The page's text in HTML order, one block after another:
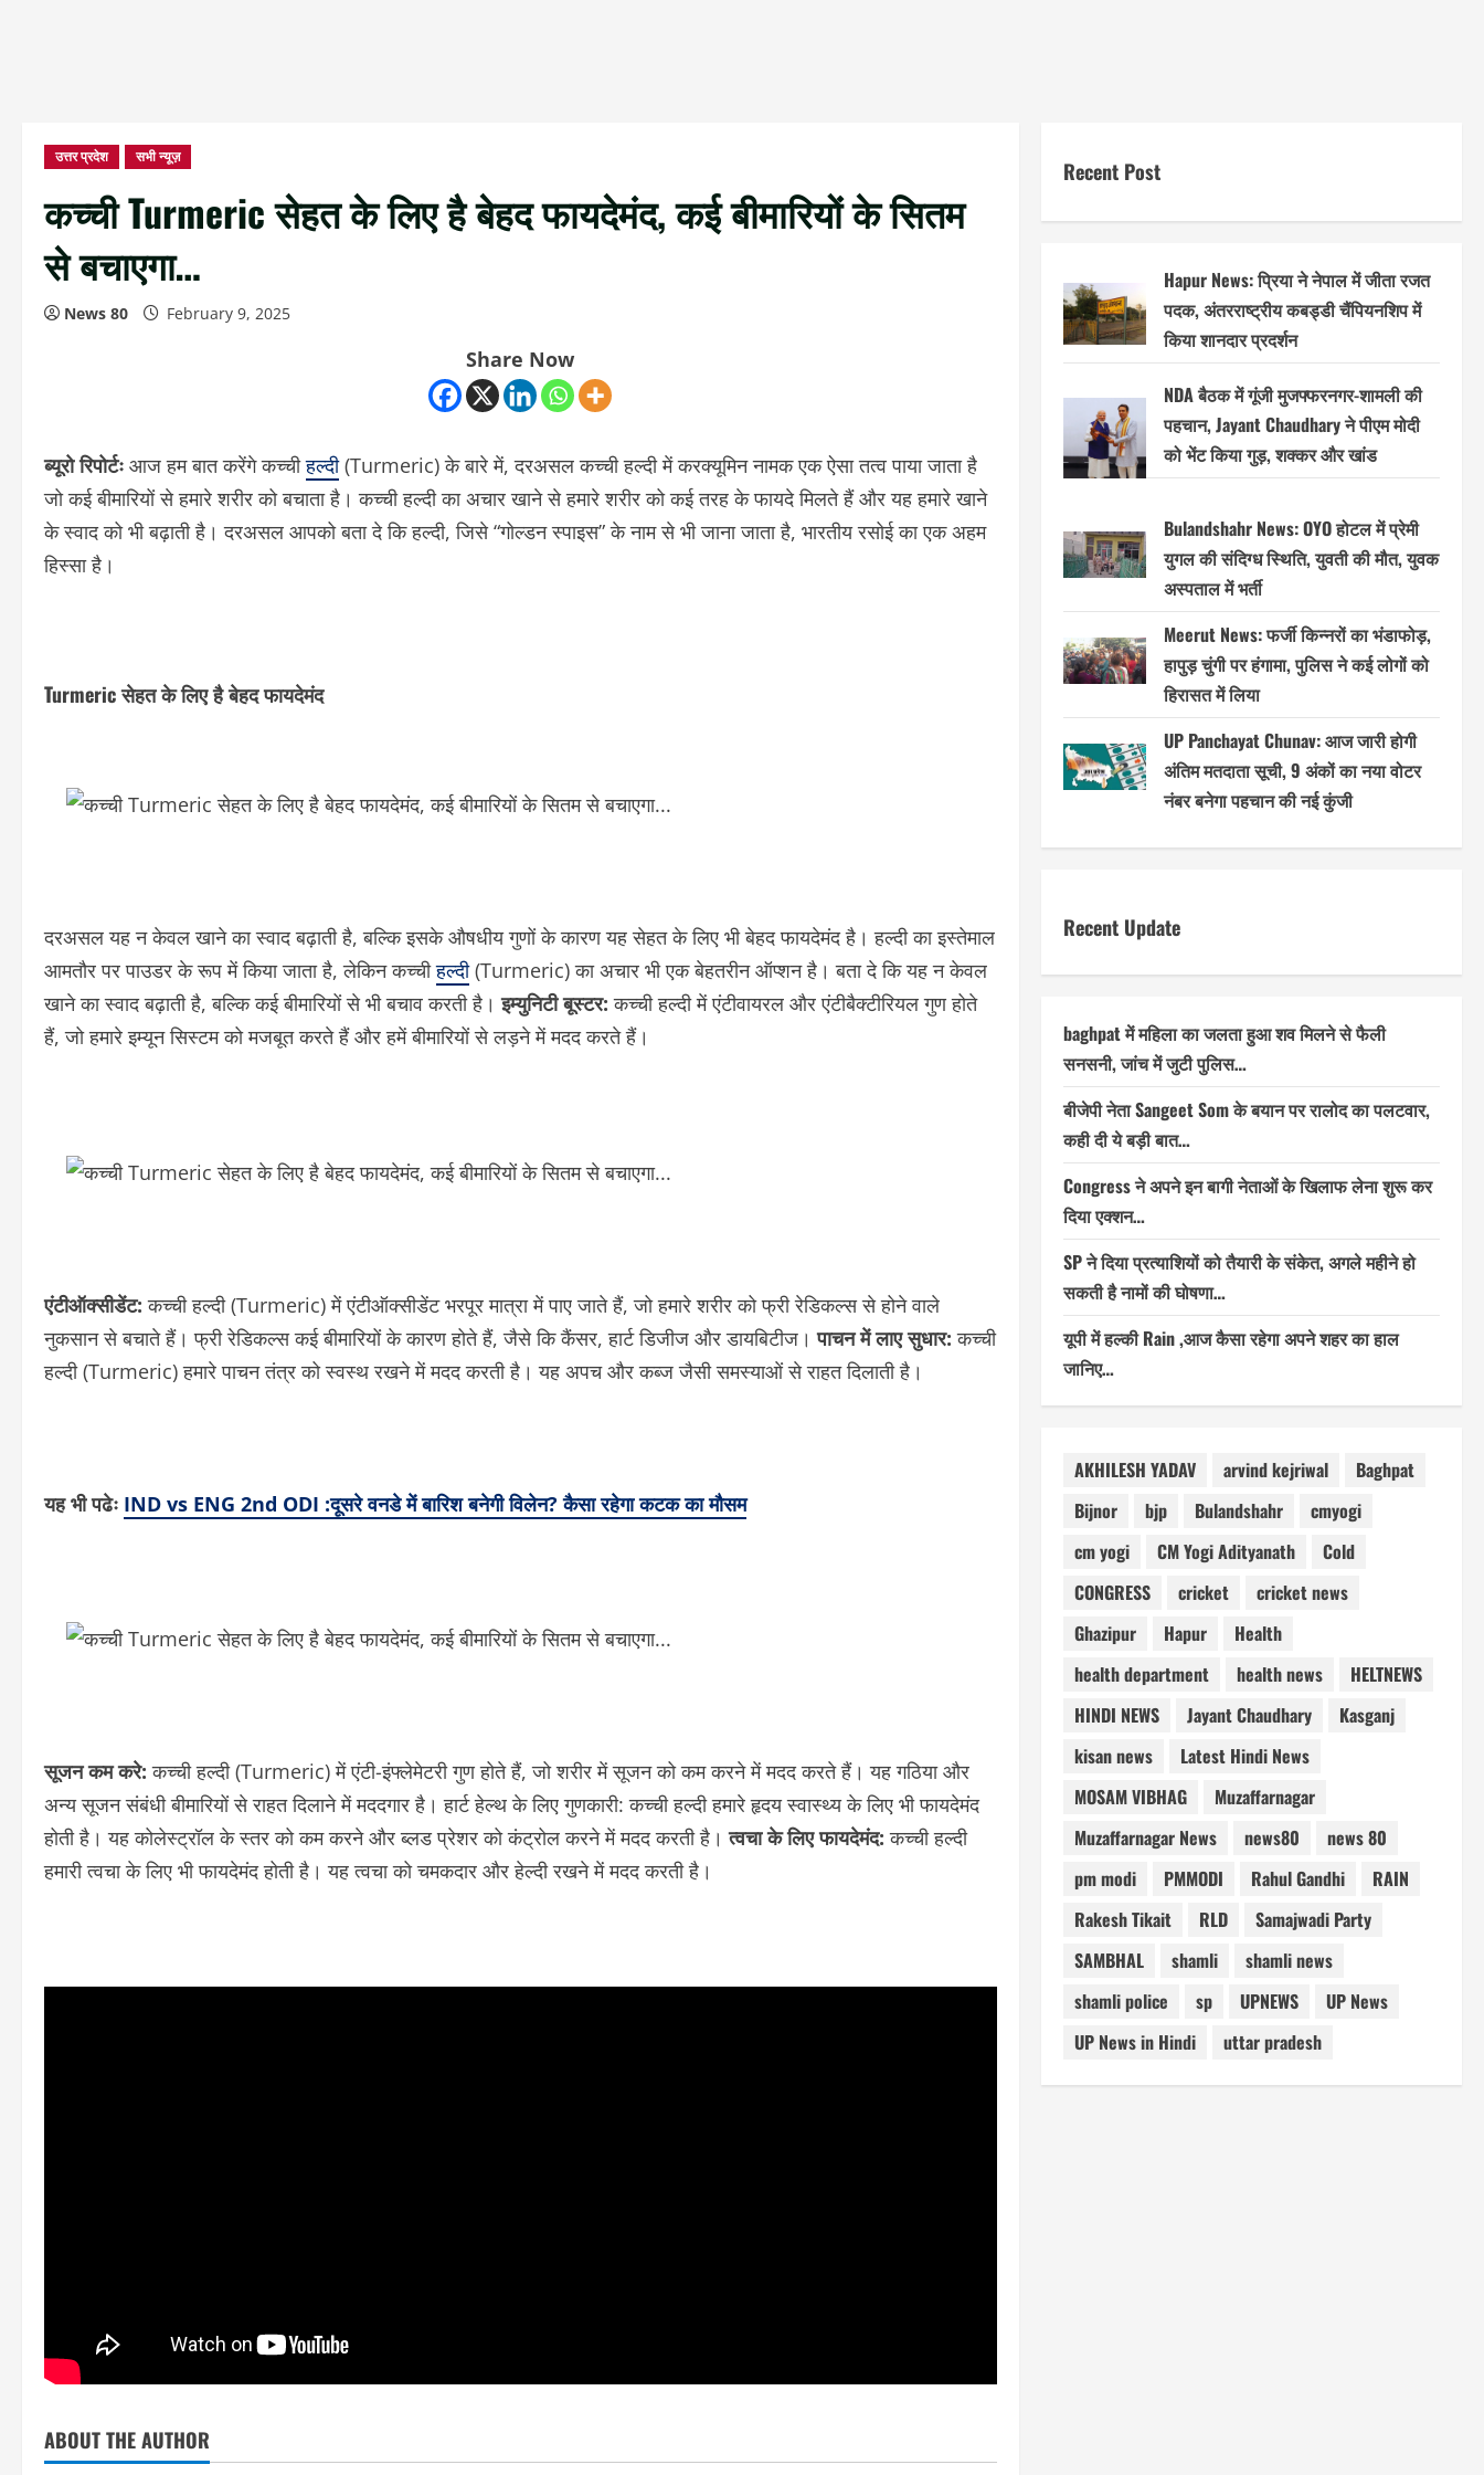
उत्तर प्रदेश सभी न्यूज़
कच्ची Turmeric सेहत के लिए है बेहद फायदेमंद, कई बीमारियों के सितम
से बचाएगा…
News 80 February 9, 2025
Share Now
ब्यूरो रिपोर्टः आज हम बात करेंगे कच्चीहल्दी(Turmeric) के बारे में, दरअसल कच्ची हल्दी में करक्यूमिन नामक एक ऐसा तत्व पाया जाता है
जो कई बीमारियों से हमारे शरीर को बचाता है। कच्ची हल्दी का अचार खाने से हमारे शरीर को कई तरह के फायदे मिलते हैं और यह हमारे खाने
के स्वाद को भी बढ़ाती है। दरअसल आपको बता दे कि हल्दी, जिसे “गोल्डन स्पाइस” के नाम से भी जाना जाता है, भारतीय रसोई का एक अहम
हिस्सा है।
Turmeric सेहत के लिए है बेहद फायदेमंद
दरअसल यह न केवल खाने का स्वाद बढ़ाती है, बल्कि इसके औषधीय गुणों के कारण यह सेहत के लिए भी बेहद फायदेमंद है। हल्दी का इस्तेमाल
आमतौर पर पाउडर के रूप में किया जाता है, लेकिन कच्चीहल्दी(Turmeric) का अचार भी एक बेहतरीन ऑप्शन है। बता दे कि यह न केवल
खाने का स्वाद बढ़ाती है, बल्कि कई बीमारियों से भी बचाव करती है।इम्युनिटी बूस्टर: कच्ची हल्दी में एंटीवायरल और एंटीबैक्टीरियल गुण होते
हैं, जो हमारे इम्यून सिस्टम को मजबूत करते हैं और हमें बीमारियों से लड़ने में मदद करते हैं।
एंटीऑक्सीडेंट: कच्ची हल्दी (Turmeric) में एंटीऑक्सीडेंट भरपूर मात्रा में पाए जाते हैं, जो हमारे शरीर को फ्री रेडिकल्स से होने वाले
नुकसान से बचाते हैं। फ्री रेडिकल्स कई बीमारियों के कारण होते हैं, जैसे कि कैंसर, हार्ट डिजीज और डायबिटीज। पाचन में लाए सुधार: कच्ची
हल्दी (Turmeric) हमारे पाचन तंत्र को स्वस्थ रखने में मदद करती है। यह अपच और कब्ज जैसी समस्याओं से राहत दिलाती है।
यह भी पढेः IND vs ENG 2nd ODI :दूसरे वनडे में बारिश बनेगी विलेन? कैसा रहेगा कटक का मौसम
सूजन कम करे: कच्ची हल्दी (Turmeric) में एंटी-इंफ्लेमेटरी गुण होते हैं, जो शरीर में सूजन को कम करने में मदद करते हैं। यह गठिया और
अन्य सूजन संबंधी बीमारियों से राहत दिलाने में मददगार है। हार्ट हेल्थ के लिए गुणकारी: कच्ची हल्दी हमारे हृदय स्वास्थ्य के लिए भी फायदेमंद
होती है। यह कोलेस्ट्रॉल के स्तर को कम करने और ब्लड प्रेशर को कंट्रोल करने में मदद करती है।त्वचा के लिए फायदेमंद: कच्ची हल्दी
हमारी त्वचा के लिए भी फायदेमंद होती है। यह त्वचा को चमकदार और हेल्दी रखने में मदद करती है।
ABOUT THE AUTHOR
Recent Post
Hapur News: प्रिया ने नेपाल में जीता रजत
पदक, अंतरराष्ट्रीय कबड्डी चैंपियनशिप में
किया शानदार प्रदर्शन
NDA बैठक में गूंजी मुजफ्फरनगर-शामली की
पहचान, Jayant Chaudhary ने पीएम मोदी
को भेंट किया गुड़, शक्कर और खांड
Bulandshahr News: OYO होटल में प्रेमी
युगल की संदिग्ध स्थिति, युवती की मौत, युवक
अस्पताल में भर्ती
Meerut News: फर्जी किन्नरों का भंडाफोड़,
हापुड़ चुंगी पर हंगामा, पुलिस ने कई लोगों को
हिरासत में लिया
UP Panchayat Chunav: आज जारी होगी
अंतिम मतदाता सूची, 9 अंकों का नया वोटर
नंबर बनेगा पहचान की नई कुंजी
Recent Update
baghpat में महिला का जलता हुआ शव मिलने से फैली
सनसनी, जांच में जुटी पुलिस…
बीजेपी नेता Sangeet Som के बयान पर रालोद का पलटवार,
कही दी ये बड़ी बात…
Congress ने अपने इन बागी नेताओं के खिलाफ लेना शुरू कर
दिया एक्शन…
SP ने दिया प्रत्याशियों को तैयारी के संकेत, अगले महीने हो
सकती है नामों की घोषणा…
यूपी में हल्की Rain ,आज कैसा रहेगा अपने शहर का हाल
जानिए…
AKHILESH YADAV arvind kejriwal
Baghpat
Bijnor
bjp Bulandshahr
cmyogi
cm yogi
CM Yogi Adityanath
Cold
CONGRESS
cricket
cricket news
Ghazipur
Hapur
Health
health department
health news
HELTNEWS
HINDI NEWS
Jayant Chaudhary
Kasganj
kisan news
Latest Hindi News
MOSAM VIBHAG
Muzaffarnagar
Muzaffarnagar News
news80
news 80
pm modi
PMMODI Rahul Gandhi
RAIN
Rakesh Tikait
RLD
Samajwadi Party
SAMBHAL
shamli
shamli news
shamli police
sp UPNEWS
UP News
UP News in Hindi
uttar pradesh